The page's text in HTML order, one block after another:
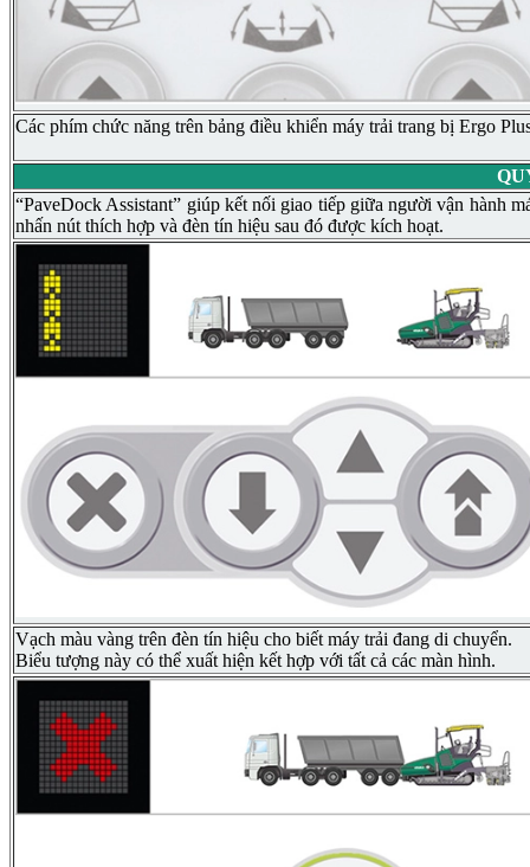
Các phím chức năng trên bảng điều khiển máy trải trang bị Ergo
“PaveDock Assistant” giúp kết nối giao tiếp giữa người vận hành
nhấn nút thích hợp và đèn tín hiệu sau đó được kích hoạt.
Vạch màu vàng trên đèn tín hiệu cho biết máy trải đang di chuyển.
Biểu tượng này có thể xuất hiện kết hợp với tất cả các màn hình.